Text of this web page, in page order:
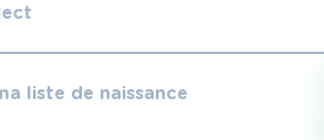
liste de naissance